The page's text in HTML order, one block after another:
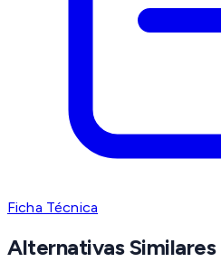
Ficha Técnica
Alternativas Similares